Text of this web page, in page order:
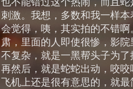
刺激。我想，多数和我一样
会觉得，咦，其实拍的不错
肃，里面的人即使很惨，影
不复杂，就是一黑帮头子为
再然后，就是蛇蛇出动，咬
飞机上还是很有意思的，就